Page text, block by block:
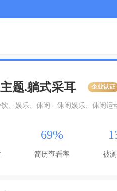
题.躺式采耳 企业认证
、娱乐、休闲 - 休闲娱乐、休闲运
69%
简历查看率 被